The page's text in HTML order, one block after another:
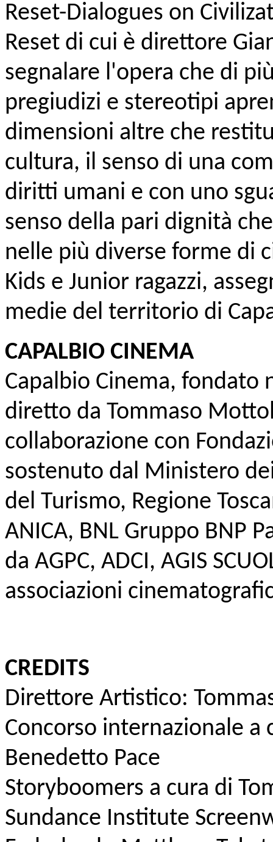
Reset-Dialogues on
Reset di cui è direttore
segnalare l'opera che di
pregiudizi e stereotipi
dimensioni altre che
cultura, il senso di una
diritti umani e con uno
senso della pari dignità
nelle più diverse forme di
Kids e Junior ragazzi,
medie del territorio di
CAPALBIO CINEMA
Capalbio Cinema, fondato
diretto da Tommaso
collaborazione con
sostenuto dal Ministero
del Turismo, Regione
ANICA, BNL Gruppo BNP
da AGPC, ADCI, AGIS
associazioni
CREDITS
Direttore Artistico:
Concorso internazionale a
Benedetto Pace
Storyboomers a cura di
Sundance Institute